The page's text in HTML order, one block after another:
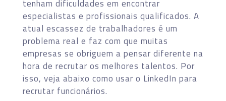
tenham dificuldades em encontrar
especialistas e profissionais qualificados. A
atual escassez de trabalhadores é um
problema real e faz com que muitas
empresas se obriguem a pensar diferente na
hora de recrutar os melhores talentos. Por
isso, veja abaixo como usar o LinkedIn para
recrutar funcionários.